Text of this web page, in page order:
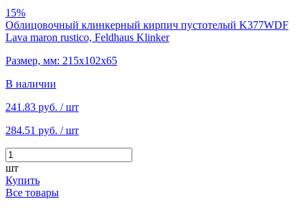
15%
Облицовочный клинкерный кирпич пустотелый K377WDF
Lava maron rustico, Feldhaus Klinker
Размер, мм: 215х102х65
В наличии
241.83 руб. / шт
284.51 руб. / шт
шт
Купить
Все товары